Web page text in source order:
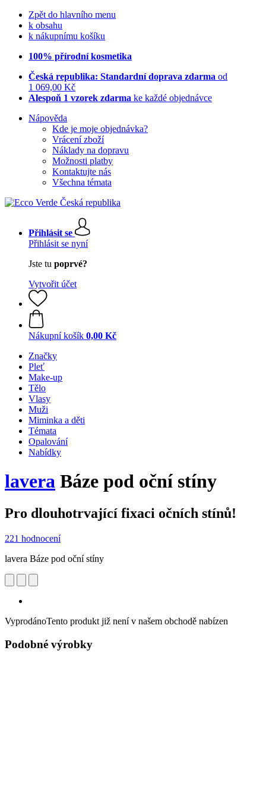
Zpět do hlavního menu
k obsahu
k nákupnímu košíku
100% přírodní kosmetika
Česká republika: Standardní doprava zdarma od
1 069,00 Kč
Alespoň 1 vzorek zdarma ke každé objednávce
Nápověda
Kde je moje objednávka?
Vrácení zboží
Náklady na dopravu
Možnosti platby
Kontaktujte nás
Všechna témata
Přihlásit se
Přihlásit se nyní
Jste tu poprvé?
Vytvořit účet
Nákupní košík 0,00 Kč
Značky
Pleť
Make-up
Tělo
Vlasy
Muži
Miminka a děti
Témata
Opalování
Nabídky
lavera Báze pod oční stíny
Pro dlouhotrvající fixaci očních stínů!
221 hodnocení
lavera Báze pod oční stíny
VyprodánoTento produkt již není v našem obchodě nabízen
Podobné výrobky